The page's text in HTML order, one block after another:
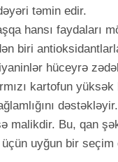
təmin edir.
hansı faydaları
biri
hüceyrə
kartofun
malikdir. Bu, qan
üçün uyğun bir